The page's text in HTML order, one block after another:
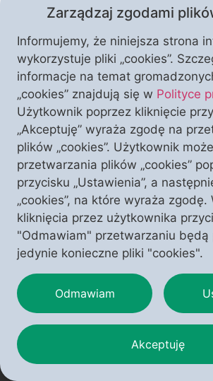
Miliardy myśli. Miliony słów. Sto
Trzydzieści tysięcy roboczogodzin.
grafik. Cztery tysiące tekstów.
autorów. Dwieście osiemdziesiąt
numerów. Osiemdziesięcioro
Siedemdziesięcioro autorów
publikujących. Trzydziestu
pełnych lat nieprzerwanego
członków zespołu redakcyjnego.
ścisłej redakcji. Czterech sekretarzy
redaktorów naczelnych. Dwóch
Zarządzaj zgodami
Informujemy, że niniejsza strona
wykorzystuje pliki „cookies”.
informacje na temat
„cookies” znajdują się w Polityce
Użytkownik poprzez kliknięcie
„Akceptuję” wyraża zgodę na
plików „cookies”. Użytkownik
przetwarzania plików „cookies”
przycisku „Ustawienia”, a
„cookies”, na które wyraża zgodę.
kliknięcia przez użytkownika
"Odmawiam" przetwarzaniu będą
jedynie konieczne pliki "cookies".
Odmawiam
Akceptuję